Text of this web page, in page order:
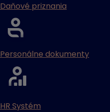
Daňové priznania
Personálne dokumenty
HR Systém